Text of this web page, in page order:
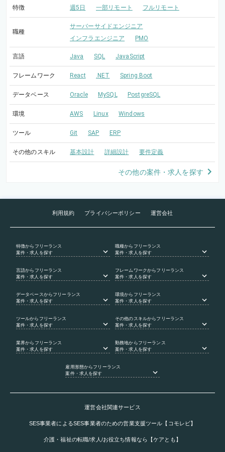
特徴 週5日 一部リモート フルリモート
職種
サーバーサイドエンジニア
インフラエンジニア
PMO
言語 Java SQL JavaScript
フレームワーク React .NET Spring Boot
データベース Oracle MySQL PostgreSQL
環境 AWS Linux Windows
ツール Git SAP ERP
その他のスキル 基本設計 詳細設計 要件定義
その他の案件・求人を探す
利用規約 プライバシーポリシー 運営会社
特徴からフリーランス
案件・求人を探す
職種からフリーランス
案件・求人を探す
言語からフリーランス
案件・求人を探す
フレームワークからフリーランス
案件・求人を探す
データベース からフリーランス
案件・求人を探す
環境からフリーランス
案件・求人を探す
ツールからフリーランス
案件・求人を探す
その他のスキルからフリーランス
案件・求人を探す
業界からフリーランス
案件・求人を探す
勤務地からフリーランス
案件・求人を探す
雇用形態からフリーランス
案件・求人を探す
運営会社関連サービス
SES事業者によるSES事業者のための営業支援ツール【コモレビ】
介護・福祉の転職/求人/お役立ち情報なら【ケアとも】